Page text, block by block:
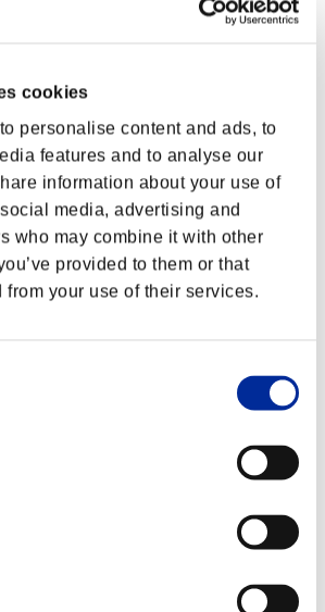
cookies
personalise content and ads, to
features and to analyse our
information about your use of
media, advertising and
who may combine it with other
provided to them or that
from your use of their services.